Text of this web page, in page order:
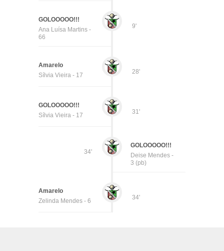
9'
GOLOOOOO!!!
Ana Luísa Martins -
66
28'
Amarelo
Sílvia Vieira - 17
31'
GOLOOOOO!!!
Sílvia Vieira - 17
34'
GOLOOOOO!!!
Deise Mendes -
3 (pb)
34'
Amarelo
Zelinda Mendes - 6